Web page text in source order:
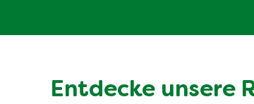
Entdecke unsere